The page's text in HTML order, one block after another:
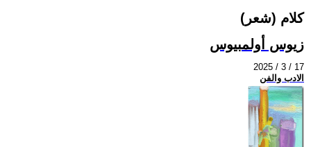
كلام (شعر)
زيوس أولمبيوس
2025 / 3 / 17
الادب والفن